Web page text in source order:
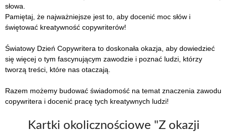
słowa.
Pamiętaj, że najważniejsze jest to, aby docenić moc słów i
świętować kreatywność copywriterów!
Światowy Dzień Copywritera to doskonała okazja, aby dowiedzieć
się więcej o tym fascynującym zawodzie i poznać ludzi, którzy
tworzą treści, które nas otaczają.
Razem możemy budować świadomość na temat znaczenia zawodu
copywritera i docenić pracę tych kreatywnych ludzi!
Kartki okolicznościowe "Z okazji